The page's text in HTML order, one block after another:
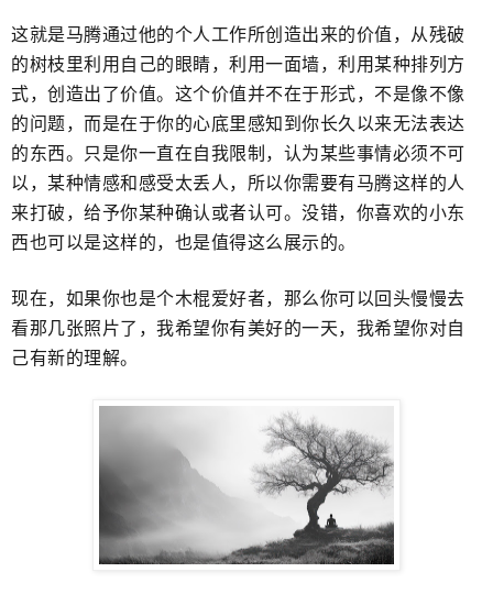
这就是马腾通过他的个人工作所创造出来的价值，从残破
的树枝里利用自己的眼睛，利用一面墙，利用某种排列方
式，创造出了价值。这个价值并不在于形式，不是像不像
的问题，而是在于你的心底里感知到​你长久以来无法表达
的东西。只是你一直在自我限制，认为某些事情必须不可
以，某种情感和感受太丢人，所以​你需要有马腾这样的人
来打破，给予你某种确认或者认可。​没错，你喜欢的小东
西也可以是这样的，也是值得这么展示的。
现在，如果你也是个木棍爱好者，那么你可以回头​慢慢去
看那几张照片了，我希望你有美好的一天，我希望你对自
己有新的理解。